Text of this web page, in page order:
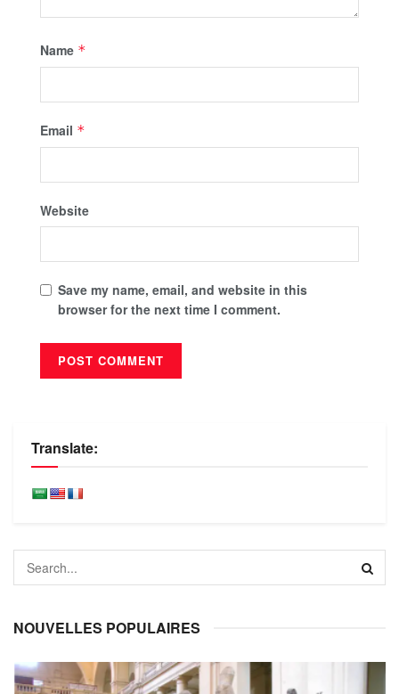
Name *
Email *
Website
Save my name, email, and website in this
browser for the next time I comment.
Translate:
NOUVELLES POPULAIRES